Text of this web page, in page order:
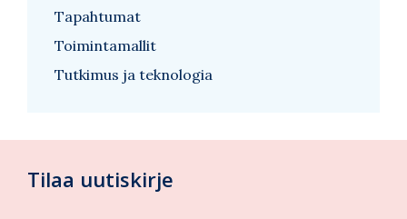
Tapahtumat
Toimintamallit
Tutkimus ja teknologia
Tilaa uutiskirje